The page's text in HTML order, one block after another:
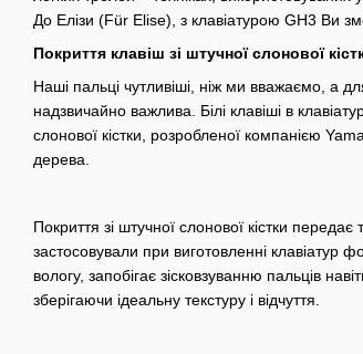
До Елізи (Für Elise), з клавіатурою GH3 Ви
Покриття клавіш зі штучної слонової
Наші пальці чутливіші, ніж ми вважаємо, а
надзвичайно важлива. Білі клавіші в
слонової кістки, розробленої компанією
дерева.
Покриття зі штучної слонової кістки передає
застосовували при виготовленні
вологу, запобігає зісковзуванню пальців
зберігаючи ідеальну текстуру і відчуття.